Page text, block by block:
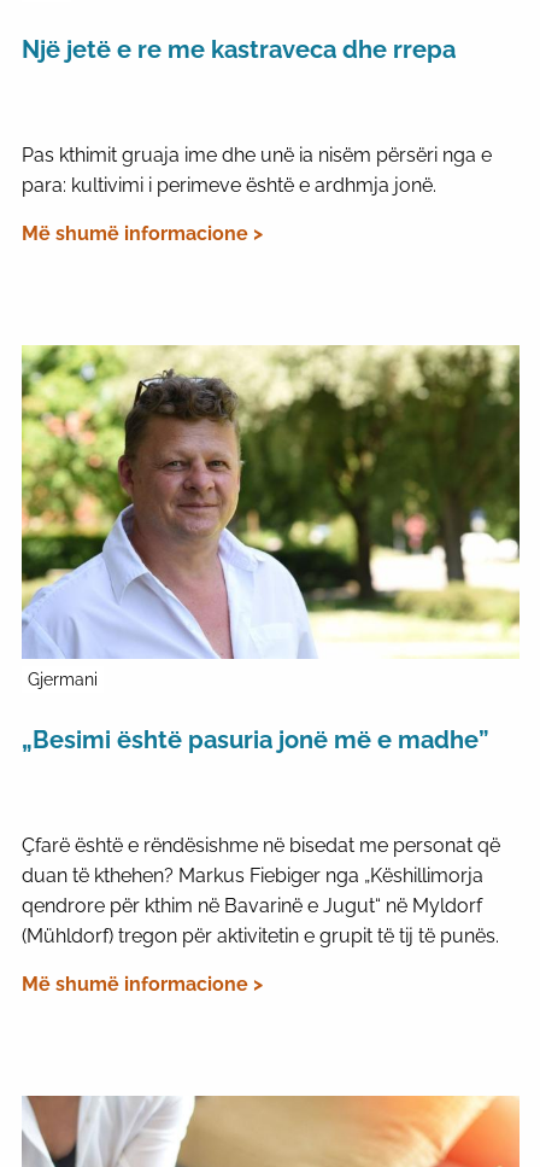
Një jetë e re me kastraveca dhe rrepa
Pas kthimit gruaja ime dhe unë ia nisëm përsëri nga e
para: kultivimi i perimeve është e ardhmja jonë.
Më shumë informacione >
Gjermani
„Besimi është pasuria jonë më e madhe”
Çfarë është e rëndësishme në bisedat me personat që
duan të kthehen? Markus Fiebiger nga „Këshillimorja
qendrore për kthim në Bavarinë e Jugut“ në Myldorf
(Mühldorf) tregon për aktivitetin e grupit të tij të punës.
Më shumë informacione >